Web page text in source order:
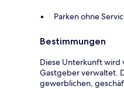
Parken ohne
Bestimmungen
Diese Unterkunft wird
Gastgeber verwaltet.
gewerblichen,